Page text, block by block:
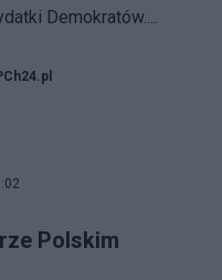
Demokratów....
Polskim